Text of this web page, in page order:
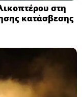
στη
κατάσβεσης